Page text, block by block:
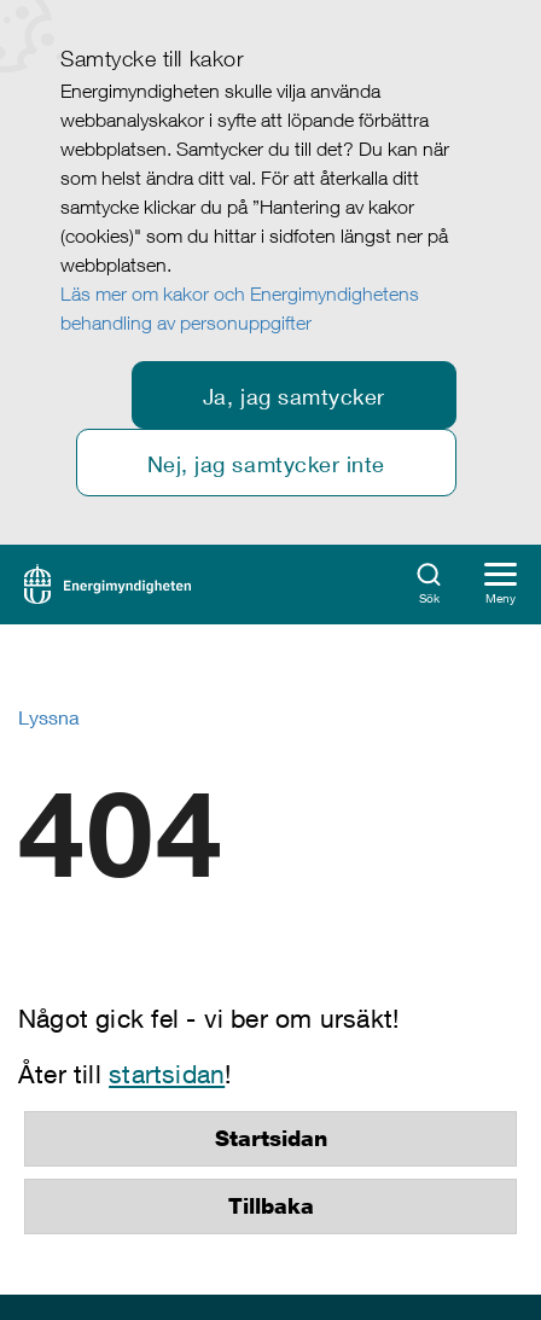
Samtycke till kakor
Energimyndigheten skulle vilja använda
webbanalyskakor i syfte att löpande förbättra
webbplatsen. Samtycker du till det? Du kan när
som helst ändra ditt val. För att återkalla ditt
samtycke klickar du på ”Hantering av kakor
(cookies)" som du hittar i sidfoten längst ner på
webbplatsen.
Läs mer om kakor och Energimyndighetens
behandling av personuppgifter
Ja, jag samtycker
Nej, jag samtycker inte
Sök Meny
Lyssna
404
Något gick fel - vi ber om ursäkt!
Åter tillstartsidan!
Startsidan
Tillbaka